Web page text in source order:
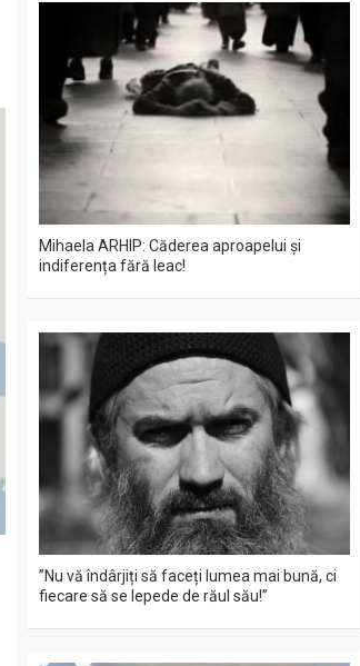
Mihaela ARHIP: Căderea aproapelui și
indiferența fără leac!
”Nu vă îndârjiți să faceți lumea mai bună, ci
fiecare să se lepede de răul său!”